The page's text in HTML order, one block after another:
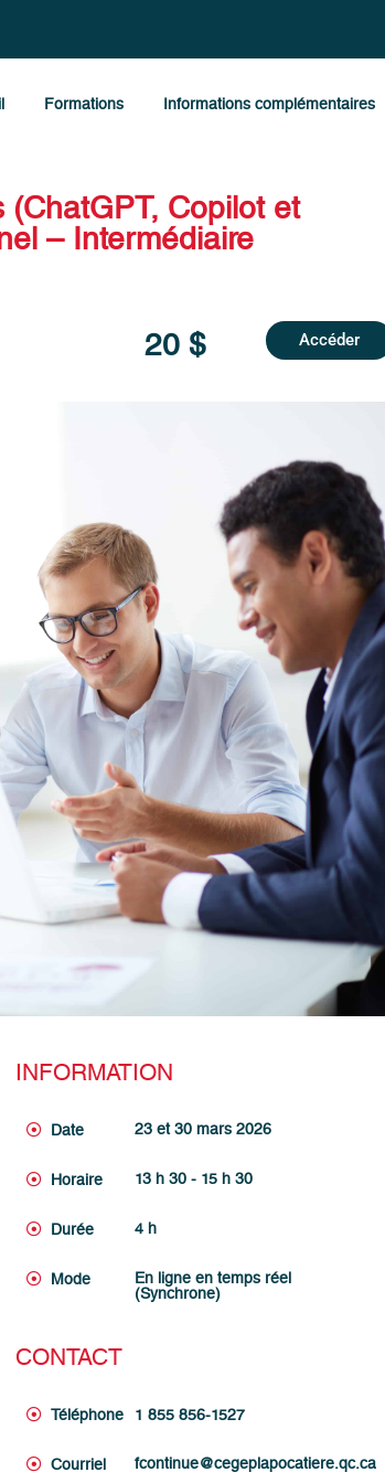
Formations Informations complémentaires
Copilot et
– Intermédiaire
20 $ Accéder
INFORMATION
Date 23 et 30 mars 2026
Horaire 13 h 30 - 15 h 30
Durée 4 h
Mode
En ligne en temps réel
(Synchrone)
CONTACT
Téléphone 1 855 856-1527
Courriel fcontinue@cegeplapocatiere.qc.ca